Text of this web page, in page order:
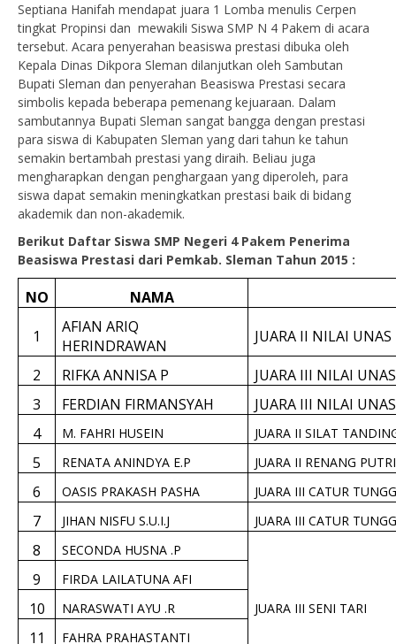
Septiana Hanifah mendapat juara 1 Lomba menulis Cerpen
tingkat Propinsi dan mewakili Siswa SMP N 4 Pakem di acara
tersebut. Acara penyerahan beasiswa prestasi dibuka oleh
Kepala Dinas Dikpora Sleman dilanjutkan oleh Sambutan
Bupati Sleman dan penyerahan Beasiswa Prestasi secara
simbolis kepada beberapa pemenang kejuaraan. Dalam
sambutannya Bupati Sleman sangat bangga dengan prestasi
para siswa di Kabupaten Sleman yang dari tahun ke tahun
semakin bertambah prestasi yang diraih. Beliau juga
mengharapkan dengan penghargaan yang diperoleh, para
siswa dapat semakin meningkatkan prestasi baik di bidang
akademik dan non-akademik.
Berikut Daftar Siswa SMP Negeri 4 Pakem Penerima
Beasiswa Prestasi dari Pemkab. Sleman Tahun 2015 :
NO
NAMA
1
AFIAN ARIQ
HERINDRAWAN
JUARA II NILAI UNAS
2
RIFKA ANNISA P
JUARA III NILAI UNAS
3
FERDIAN FIRMANSYAH
JUARA III NILAI
4
M. FAHRI HUSEIN JUARA II SILAT
5 RENATA ANINDYA E.P JUARA II RENANG PUTRI
6 OASIS PRAKASH PASHA JUARA III CATUR
7 JIHAN NISFU S.U.I.J JUARA III CATUR
8 SECONDA HUSNA .P
JUARA III SENI TARI
9 FIRDA LAILATUNA AFI
10 NARASWATI AYU .R
11 FAHRA PRAHASTANTI